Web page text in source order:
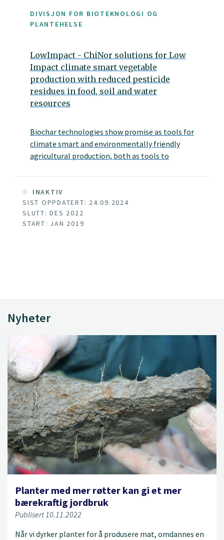
DIVISJON FOR BIOTEKNOLOGI OG
PLANTEHELSE
LowImpact - ChiNor solutions for Low
Impact climate smart vegetable
production with reduced pesticide
residues in food, soil and water
resources
Biochar technologies show promise as tools for
climate smart and environmentally friendly
agricultural production, both as tools to
emission from soils and to reduce pesticide
pollution to the environment and pesticide
residues in food. However, there is a lack of
studies integrating these concerns and
designing joint solutions.
INAKTIV
SIST OPPDATERT: 24.09.2024
SLUTT: DES 2022
START: JAN 2019
Nyheter
Planter med mer røtter kan gi et mer
bærekraftig jordbruk
Publisert 10.11.2022
Når vi dyrker planter for å produsere mat, omdannes en